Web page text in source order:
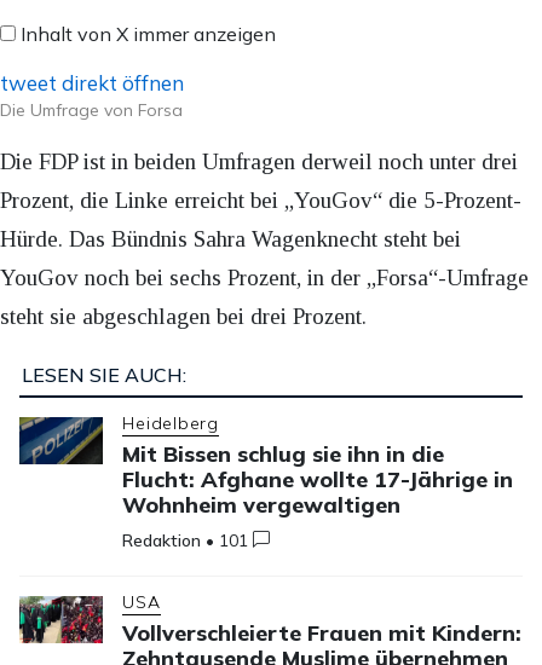
anzeigen
Inhalt von X immer anzeigen
tweet direkt öffnen
Die Umfrage von Forsa
Die FDP ist in beiden Umfragen derweil noch unter drei
Prozent, die Linke erreicht bei „YouGov“ die 5-Prozent-
Hürde. Das Bündnis Sahra Wagenknecht steht bei
YouGov noch bei sechs Prozent, in der „Forsa“-Umfrage
steht sie abgeschlagen bei drei Prozent.
LESEN SIE AUCH:
Heidelberg
Mit Bissen schlug sie ihn in die
Flucht: Afghane wollte 17-Jährige in
Wohnheim vergewaltigen
Redaktion • 101
USA
Vollverschleierte Frauen mit Kindern:
Zehntausende Muslime übernehmen